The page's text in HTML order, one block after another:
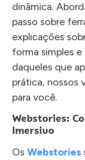
dinâmica.
passo sobre
explicações
forma simples
daqueles que
prática, nossos
para você.
Webstories:
Imersivo
Os Webstories